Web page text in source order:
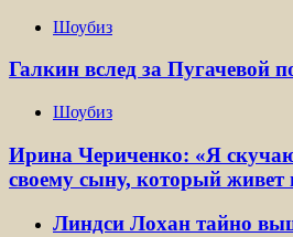
Шоубиз
Галкин вслед за Пугачевой
Шоубиз
Ирина Чериченко: «Я
своему сыну, который живет
Линдси Лохан тайно